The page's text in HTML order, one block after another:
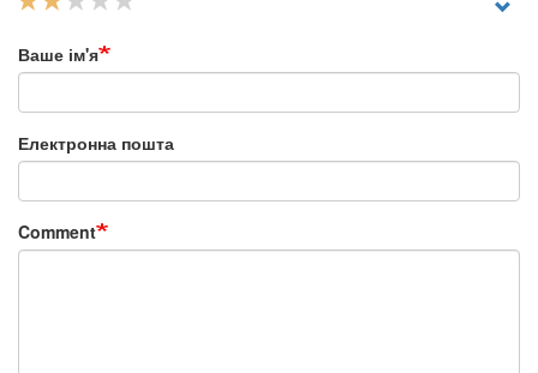
Ваше ім'я
Електронна пошта
Comment